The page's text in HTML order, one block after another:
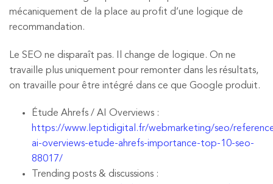
mécaniquement de la place au profit d’une logique de
recommandation.
Le SEO ne disparaît pas. Il change de logique. On ne
travaille plus uniquement pour remonter dans les résultats,
on travaille pour être intégré dans ce que Google produit.
Étude Ahrefs / AI Overviews :
https://www.leptidigital.fr/webmarketing/seo/
ai-overviews-etude-ahrefs-importance-top-10-seo-
88017/
Trending posts & discussions :